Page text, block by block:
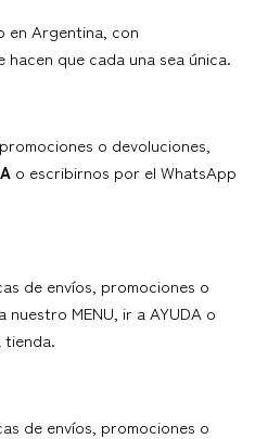
en Argentina, con
que cada una sea única.
o devoluciones,
o escribirnos por el WhatsApp
de envíos, promociones o
MENU, ir a AYUDA o
tienda.
de envíos, promociones o